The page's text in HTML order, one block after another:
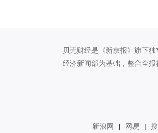
贝壳财经是《新京报》旗下
经济新闻部为基础，整合全报
新浪网 | 网易 |